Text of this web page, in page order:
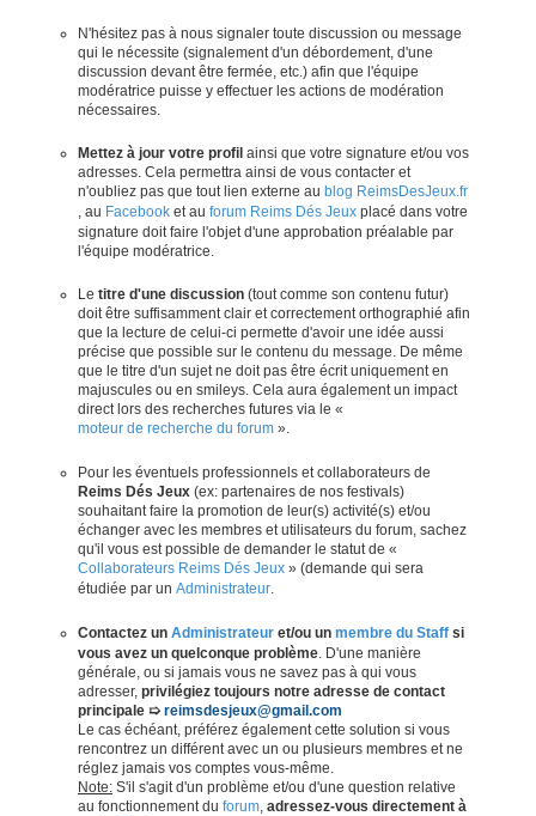
N'hésitez pas à nous signaler toute discussion ou message
qui le nécessite (signalement d'un débordement, d'une
discussion devant être fermée, etc.) afin que l'équipe
modératrice puisse y effectuer les actions de modération
nécessaires.
Mettez à jour votre profil ainsi que votre signature et/ou vos
adresses. Cela permettra ainsi de vous contacter et
n'oubliez pas que tout lien externe au blog ReimsDesJeux.fr
, au Facebook et au forum Reims Dés Jeux placé dans votre
signature doit faire l'objet d'une approbation préalable par
l'équipe modératrice.
Le titre d'une discussion (tout comme son contenu futur)
doit être suffisamment clair et correctement orthographié afin
que la lecture de celui-ci permette d'avoir une idée aussi
précise que possible sur le contenu du message. De même
que le titre d'un sujet ne doit pas être écrit uniquement en
majuscules ou en smileys. Cela aura également un impact
direct lors des recherches futures via le «
moteur de recherche du forum ».
Pour les éventuels professionnels et collaborateurs de
Reims Dés Jeux (ex: partenaires de nos festivals)
souhaitant faire la promotion de leur(s) activité(s) et/ou
échanger avec les membres et utilisateurs du forum, sachez
qu'il vous est possible de demander le statut de «
Collaborateurs Reims Dés Jeux » (demande qui sera
étudiée par un Administrateur
Contactez un Administrateur et/ou un membre du Staff si
vous avez un quelconque problème . D'une manière
générale, ou si jamais vous ne savez pas à qui vous
adresser, privilégiez toujours notre adresse de contact
principale ➯ reimsdesjeux@gmail.com
Le cas échéant, préférez également cette solution si vous
rencontrez un différent avec un ou plusieurs membres et ne
réglez jamais vos comptes vous-même.
Note: S'il s'agit d'un problème et/ou d'une question relative
au fonctionnement du forum adressez-vous directement à